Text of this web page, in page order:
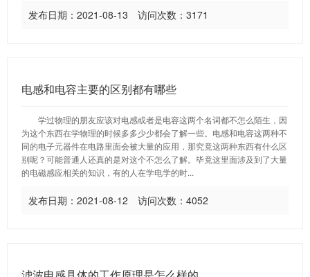
发布日期：2021-08-13 访问次数：3171
电感和电容主要的区别都有哪些
学过物理的朋友应该对电感或者是电容这两个名词都不怎么陌生，因
为这个东西在学物理的时候多多少少都会了解一些。电感和电容这两种不
同的电子元器件在电路里面会被大量的应用，那究竟这两种东西有什么区
别呢？可能普通人还真的是对这个不怎么了解。毕竟这里面涉及到了大量
的电磁感应相关的知识，有的人在学电学的时...
发布日期：2021-08-12 访问次数：4052